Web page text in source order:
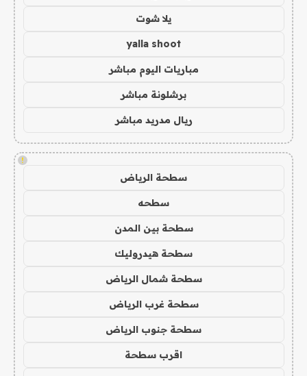
يلا شوت
yalla shoot
مباريات اليوم مباشر
برشلونة مباشر
ريال مدريد مباشر
!
سطحة الرياض
سطحه
سطحة بين المدن
سطحة هيدروليك
سطحة شمال الرياض
سطحة غرب الرياض
سطحة جنوب الرياض
اقرب سطحة